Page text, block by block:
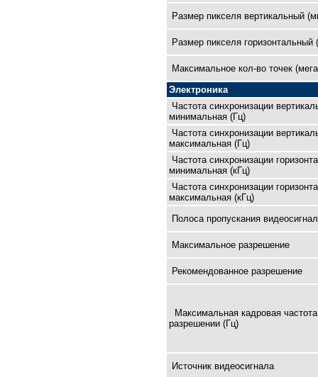
Размер пикселя вертикальный
Размер пикселя горизонтальный
Максимальное кол-во точек
Электроника
Частота синхронизации
минимальная (Гц)
Частота синхронизации
максимальная (Гц)
Частота синхронизации
минимальная (кГц)
Частота синхронизации
максимальная (кГц)
Полоса пропускания
Максимальное разрешение
Рекомендованное разрешение
Максимальная кадровая
разрешении (Гц)
Источник видеосигнала